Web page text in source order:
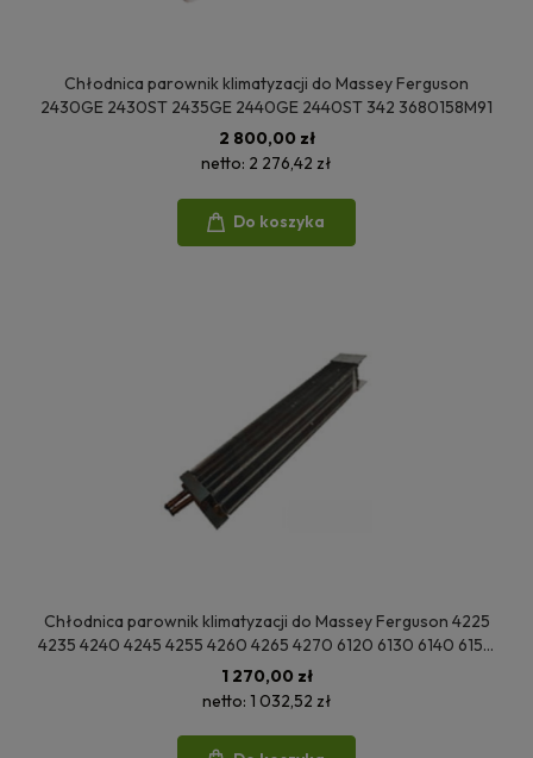
Chłodnica parownik klimatyzacji do Massey Ferguson
2430GE 2430ST 2435GE 2440GE 2440ST 342 3680158M91
2 800,00 zł
netto: 2 276,42 zł
Do koszyka
Chłodnica parownik klimatyzacji do Massey Ferguson 4225
4235 4240 4245 4255 4260 4265 4270 6120 6130 6140 6150
6160 6170 6180 6190 6235 6245 6255 6260 3901516M1
3901516M1
1 270,00 zł
netto: 1 032,52 zł